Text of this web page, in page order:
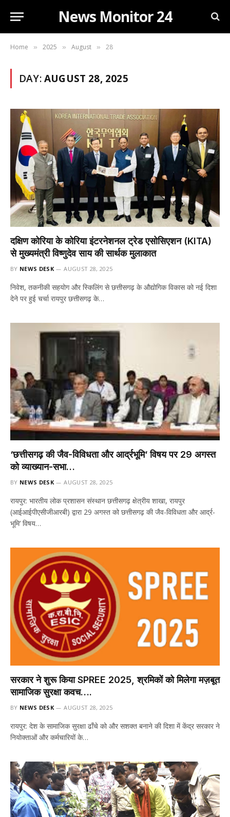
News Monitor 24
Home » 2025 » August » 28
DAY:AUGUST 28, 2025
दक्षिण कोरिया के कोरिया इंटरनेशनल ट्रेड एसोसिएशन (KITA)
से मुख्यमंत्री विष्णुदेव साय की सार्थक मुलाकात
BY NEWS DESK AUGUST 28, 2025
निवेश, तकनीकी सहयोग और स्किलिंग से छत्तीसगढ़ के औद्योगिक विकास को नई दिशा
देने पर हुई चर्चा रायपुर छत्तीसगढ़ के…
‘छत्तीसगढ़ की जैव-विविधता और आर्द्रभूमि‘ विषय पर 29 अगस्त
को व्याख्यान-सभा…
BY NEWS DESK AUGUST 28, 2025
रायपुर: भारतीय लोक प्रशासन संस्थान छत्तीसगढ़ क्षेत्रीय शाखा, रायपुर
(आईआईपीएसीजीआरबी) द्वारा 29 अगस्त को छत्तीसगढ़ की जैव-विविधता और आर्द्र-
भूमि‘ विषय…
सरकार ने शुरू किया SPREE 2025, श्रमिकों को मिलेगा मज़बूत
सामाजिक सुरक्षा कवच….
BY NEWS DESK AUGUST 28, 2025
रायपुर: देश के सामाजिक सुरक्षा ढाँचे को और सशक्त बनाने की दिशा में केंद्र सरकार ने
नियोक्ताओं और कर्मचारियों के…